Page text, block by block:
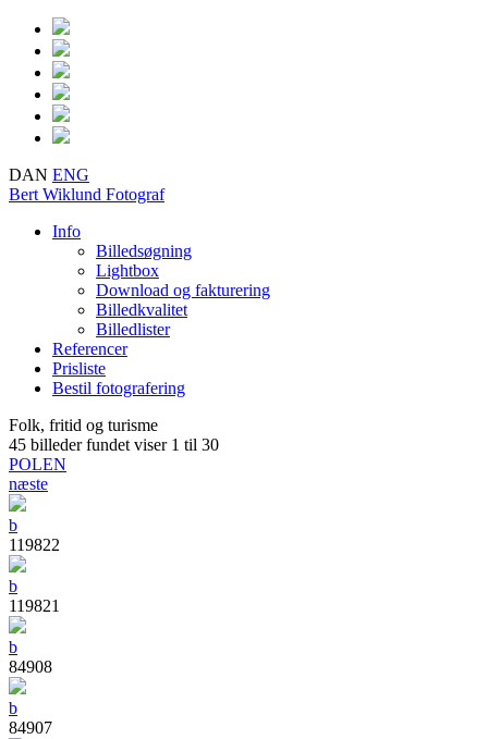
DAN ENG
Bert Wiklund Fotograf
Info
Billedsøgning
Lightbox
Download og fakturering
Billedkvalitet
Billedlister
Referencer
Prisliste
Bestil fotografering
Folk, fritid og turisme
45 billeder fundet viser 1 til 30
POLEN
næste
b
119822
b
119821
b
84908
b
84907